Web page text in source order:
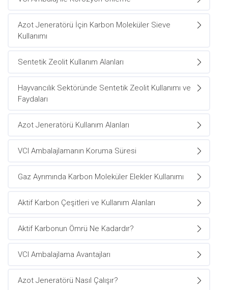
Azot Jeneratörü İçin Karbon Moleküler Sieve
Kullanımı
Sentetik Zeolit Kullanım Alanları
Hayvancılık Sektöründe Sentetik Zeolit Kullanımı ve
Faydaları
Azot Jeneratörü Kullanım Alanları
VCI Ambalajlamanın Koruma Süresi
Gaz Ayrımında Karbon Moleküler Elekler Kullanımı
Aktif Karbon Çeşitleri ve Kullanım Alanları
Aktif Karbonun Ömrü Ne Kadardır?
VCI Ambalajlama Avantajları
Azot Jeneratörü Nasıl Çalışır?